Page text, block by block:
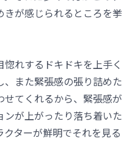
きが感じられるところを挙
れするドキドキを上手く
また緊張感の張り詰めた
てくれるから、緊張感が
が上がったり落ち着いた
ターが鮮明でそれを見る